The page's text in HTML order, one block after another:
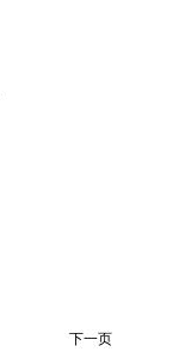
下一页